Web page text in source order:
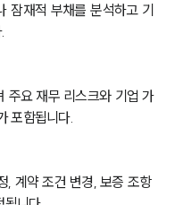
잠재적 부채를 분석하고 기
주요 재무 리스크와 기업 가
포함됩니다.
, 계약 조건 변경, 보증 조항